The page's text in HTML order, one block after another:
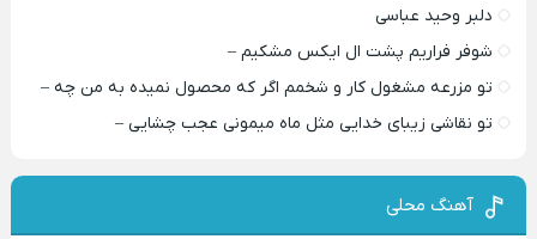
دلبر وحید عباسی
شوفر فراریم پشت ال ایکس مشکیم –
تو مزرعه مشغول کار و شخمم اگر که محصول نمیده به من چه –
تو نقاشی زیبای خدایی مثل ماه میمونی عجب چشایی –
آهنگ محلی